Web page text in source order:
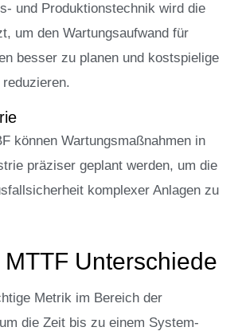
und Produktionstechnik wird die
um den Wartungsaufwand für
besser zu planen und kostspielige
können Wartungsmaßnahmen in
präziser geplant werden, um die
komplexer Anlagen zu
MTTF Unterschiede
Metrik im Bereich der
die Zeit bis zu einem System-